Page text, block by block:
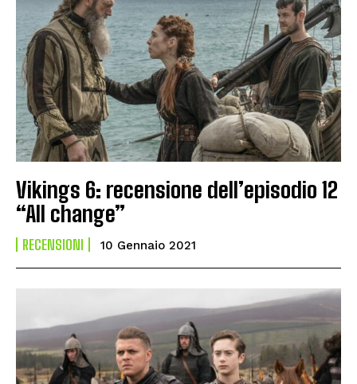
Vikings 6: recensione dell’episodio 12
“All change”
RECENSIONI 10 Gennaio 2021